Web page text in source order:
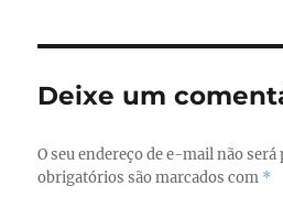
b
o
o
k
d
o
n
Deixe um
O seu endereço de e-mail não será
obrigatórios são marcados com *